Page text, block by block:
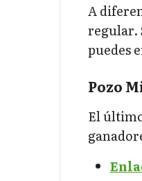
A
regular.
puedes
Pozo
El